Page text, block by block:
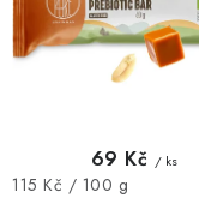
69 Kč / ks
Měrná
115 Kč / 100 g